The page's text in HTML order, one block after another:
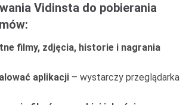
Vidinsta do pobierania
filmy, zdjęcia, historie i nagrania
aplikacji – wystarczy przeglądarka